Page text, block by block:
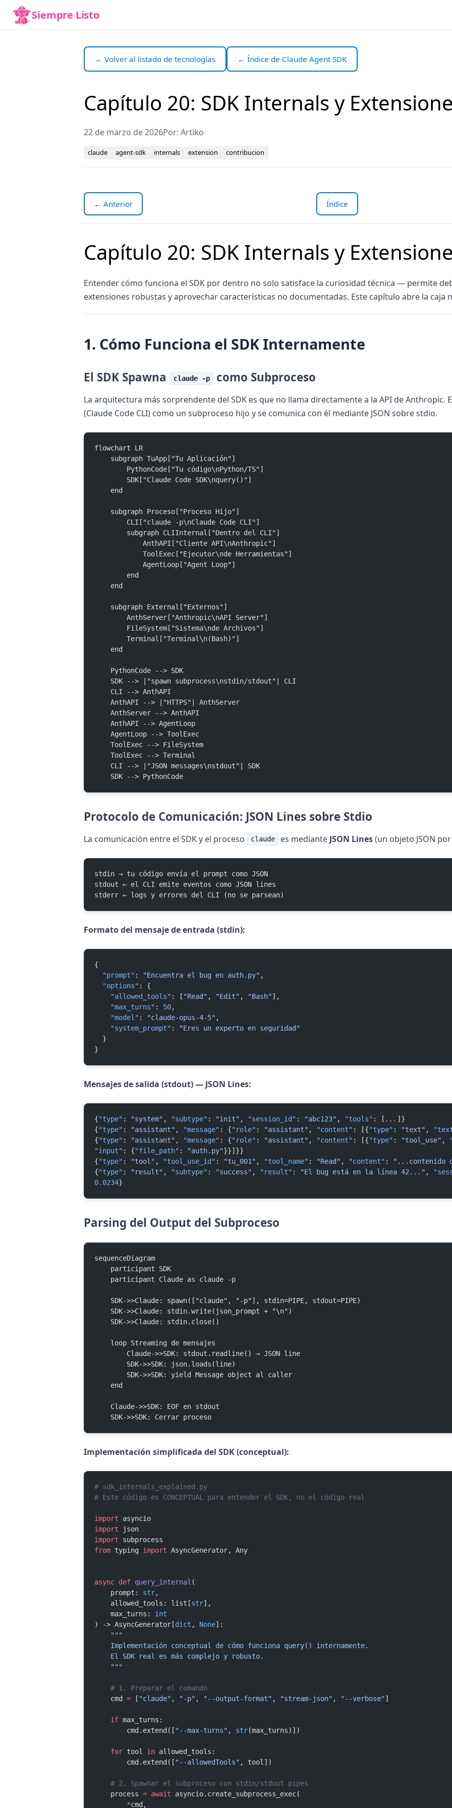
Siempre Listo
← Volver al listado de tecnologías ← Índice de Claude Agent SDK
Capítulo 20: SDK Internals y
22 de marzo de 2026Por: Artiko
claude agent-sdk internals extension contribucion
← Anterior Índice
Capítulo 20: SDK Internals y
Entender cómo funciona el SDK por dentro no solo satisface la curiosidad técnica — permite
extensiones robustas y aprovechar características no documentadas. Este capítulo abre la caja
1. Cómo Funciona el SDK Internamente
El SDK Spawna claude -p como Subproceso
La arquitectura más sorprendente del SDK es que no llama directamente a la API de Anthropic.
(Claude Code CLI) como un subproceso hijo y se comunica con él mediante JSON sobre stdio.
flowchart LR
    subgraph TuApp["Tu Aplicación"]
        PythonCode["Tu código\nPython/TS"]
        SDK["Claude Code SDK\nquery()"]
    end
    subgraph Proceso["Proceso Hijo"]
        CLI["claude -p\nClaude Code CLI"]
        subgraph CLIInternal["Dentro del CLI"]
            AnthAPI["Cliente API\nAnthropic"]
            ToolExec["Ejecutor\nde Herramientas"]
            AgentLoop["Agent Loop"]
        end
    end
    subgraph External["Externos"]
        AnthServer["Anthropic\nAPI Server"]
        FileSystem["Sistema\nde Archivos"]
        Terminal["Terminal\n(Bash)"]
    end
    PythonCode --> SDK
    SDK --> |"spawn subprocess\nstdin/stdout"| CLI
    CLI --> AnthAPI
    AnthAPI --> |"HTTPS"| AnthServer
    AnthServer --> AnthAPI
    AnthAPI --> AgentLoop
    AgentLoop --> ToolExec
    ToolExec --> FileSystem
    ToolExec --> Terminal
    CLI --> |"JSON messages\nstdout"| SDK
    SDK --> PythonCode
Protocolo de Comunicación: JSON Lines sobre Stdio
La comunicación entre el SDK y el proceso claude es mediante JSON Lines(un objeto JSON
stdin → tu código envía el prompt como JSON
stdout ← el CLI emite eventos como JSON lines
stderr ← logs y errores del CLI (no se parsean)
Formato del mensaje de entrada (stdin):
{
  "prompt"
: "Encuentra el bug en auth.py" ,
  "options"
: {
    "allowed_tools"
: [ "Read" , "Edit" , "Bash"],
    "max_turns"
: 50,
    "model"
: "claude-opus-4-5" ,
    "system_prompt"
: "Eres un experto en seguridad"
  }
}
Mensajes de salida (stdout) — JSON Lines:
{"type" : "system" , "subtype" : "init" , "session_id" : "abc123" , "tools" : [ ... ]}
{"type" : "assistant" , "message" : {"role" : "assistant" , "content" : [{"type" : "text" ,
{"type" : "assistant" , "message" : {"role" : "assistant" , "content" : [{"type" : "tool_use" ,
"input" : {"file_path" : "auth.py"}}]}}
{"type" : "tool" , "tool_use_id" : "tu_001" , "tool_name" : "Read" , "content" : "...contenido
{"type" : "result" , "subtype" : "success" , "result" : "El bug está en la línea 42..." ,
0.0234}
Parsing del Output del Subproceso
sequenceDiagram
    participant SDK
    participant Claude as claude -p
    SDK->>Claude: spawn(["claude", "-p"], stdin=PIPE, stdout=PIPE)
    SDK->>Claude: stdin.write(json_prompt + "\n")
    SDK->>Claude: stdin.close()
    loop Streaming de mensajes
        Claude->>SDK: stdout.readline() → JSON line
        SDK->>SDK: json.loads(line)
        SDK->>SDK: yield Message object al caller
    end
    Claude->>SDK: EOF en stdout
    SDK->>SDK: Cerrar proceso
Implementación simplificada del SDK (conceptual):
# sdk_internals_explained.py
# Este código es CONCEPTUAL para entender el SDK, no el código real
import asyncio
import json
import subprocess
from typing import AsyncGenerator, Any
async def query_internal (
    prompt:
str,
    allowed_tools: list[
str],
    max_turns:
int
) -> AsyncGenerator[dict , None]:
    """
    Implementación conceptual de cómo funciona query() internamente.
    El SDK real es más complejo y robusto.
    """
    # 1. Preparar el comando
    cmd
= [ "claude" , "-p" , "--output-format" , "stream-json" , "--verbose"]
    if
max_turns:
        cmd.extend([
"--max-turns" , str(max_turns)])
    for
tool in allowed_tools:
        cmd.extend([
"--allowedTools" , tool])
    # 2. Spawnar el subproceso con stdin/stdout pipes
    process
= await asyncio.create_subprocess_exec(
        *
cmd,